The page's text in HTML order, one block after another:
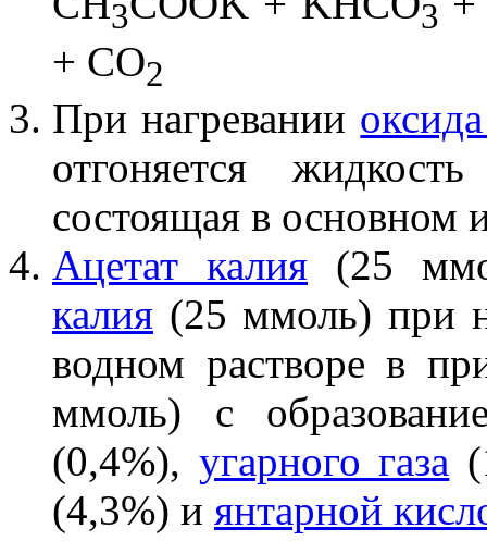
3 3
+ CO2
При нагревании
отгоняется
состоящая в основном
Ацетат калия (25
калия (25 ммоль) при
водном растворе в
ммоль) с
(0,4%), угарного газа
(4,3%) и янтарной